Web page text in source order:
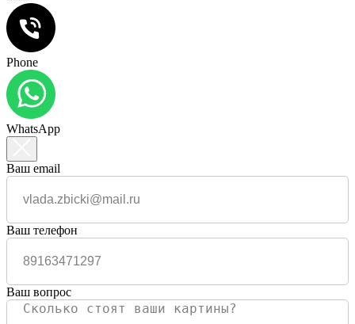
Phone
WhatsApp
Ваш email
Ваш телефон
Ваш вопрос